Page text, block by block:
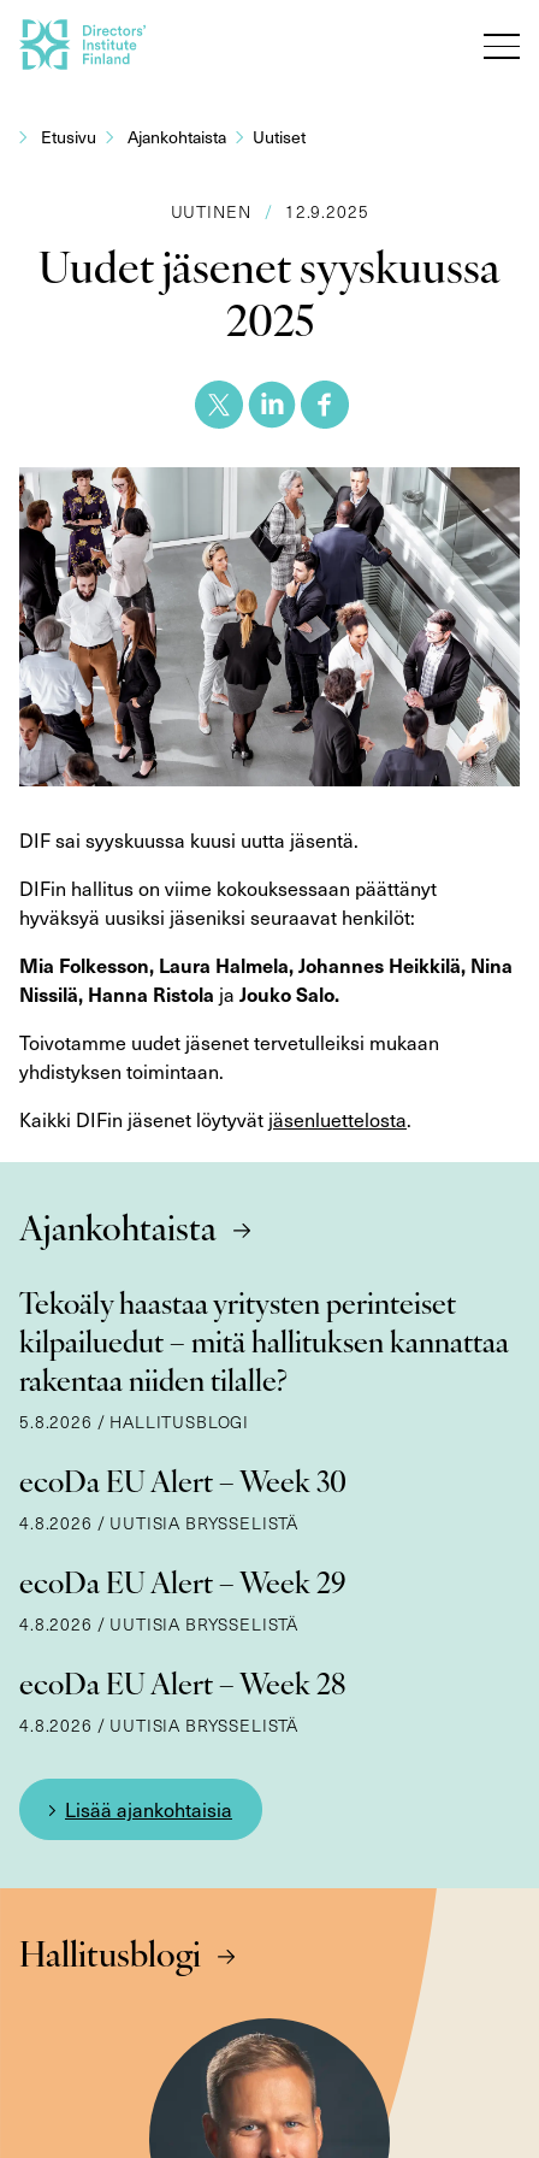
sisältöön
Etusivu Ajankohtaista Uutiset
UUTINEN / 12.9.2025
Uudet jäsenet syyskuussa
2025
DIF sai syyskuussa kuusi uutta jäsentä.
DIFin hallitus on viime kokouksessaan päättänyt
hyväksyä uusiksi jäseniksi seuraavat henkilöt:
Mia Folkesson, Laura Halmela, Johannes Heikkilä, Nina
Nissilä, Hanna Ristola ja Jouko Salo.
Toivotamme uudet jäsenet tervetulleiksi mukaan
yhdistyksen toimintaan.
Kaikki DIFin jäsenet löytyvät jäsenluettelosta.
Ajankohtaista
Tekoäly haastaa yritysten perinteiset
kilpailuedut – mitä hallituksen kannattaa
rakentaa niiden tilalle?
5.8.2026 / HALLITUSBLOGI
ecoDa EU Alert – Week 30
4.8.2026 / UUTISIA BRYSSELISTÄ
ecoDa EU Alert – Week 29
4.8.2026 / UUTISIA BRYSSELISTÄ
ecoDa EU Alert – Week 28
4.8.2026 / UUTISIA BRYSSELISTÄ
Lisää ajankohtaisia
Hallitusblogi